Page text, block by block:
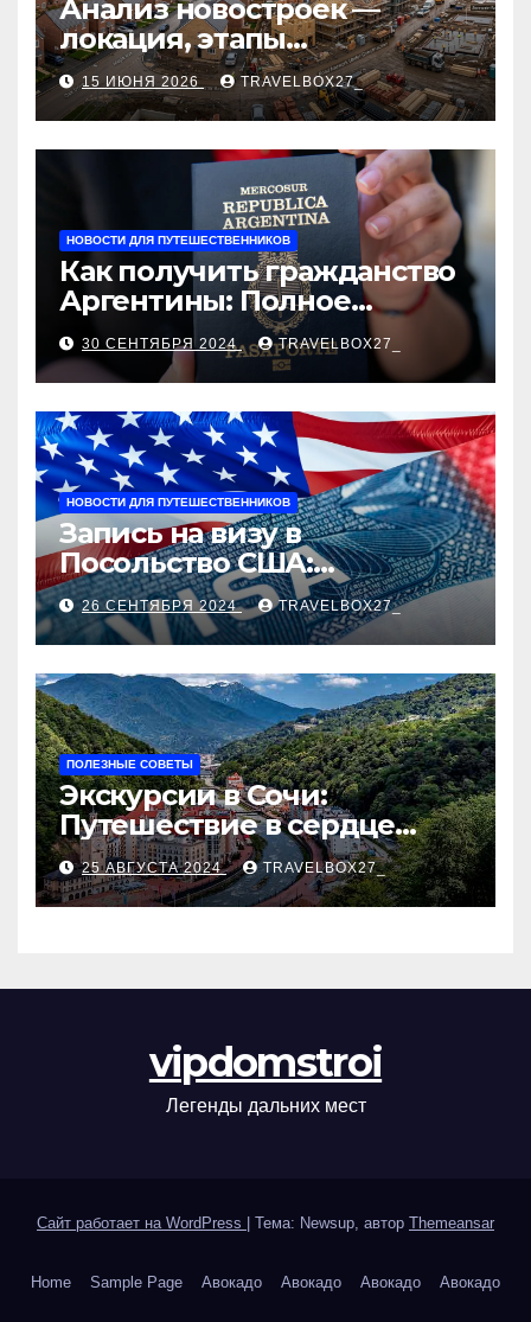
Анализ новостроек —
локация, этапы
строительства, проверка
застройщика, сценарии
оформления сделки и
рыночные ориентиры
15 ИЮНЯ 2026 TRAVELBOX27_
НОВОСТИ ДЛЯ ПУТЕШЕСТВЕННИКОВ
Как получить гражданство
Аргентины: Полное
руководство
30 СЕНТЯБРЯ 2024 TRAVELBOX27_
НОВОСТИ ДЛЯ ПУТЕШЕСТВЕННИКОВ
Запись на визу в
Посольство США:
Пошаговое руководство
26 СЕНТЯБРЯ 2024 TRAVELBOX27_
ПОЛЕЗНЫЕ СОВЕТЫ
Экскурсии в Сочи:
Путешествие в сердце
Черноморского курорта
25 АВГУСТА 2024 TRAVELBOX27_
vipdomstroi
Легенды дальних мест
Сайт работает на WordPress Тема: Newsup, автор Themeansar
Home Sample Page Авокадо Авокадо Авокадо Авокадо